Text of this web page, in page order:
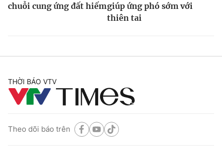
chuỗi cung ứng đất hiếmgiúp ứng phó sớm với
thiên tai
THỜI BÁO VTV
Theo dõi báo trên